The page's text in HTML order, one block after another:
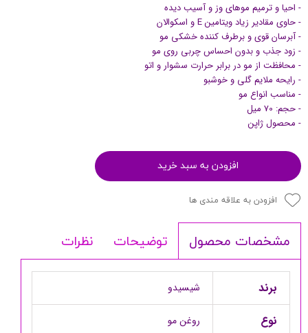
- احیا و ترمیم موهای وز و آسیب دیده
- حاوی مقادیر زیاد ویتامین E و اسکوالان
- آبرسان قوی و برطرف کننده خشکی مو
- زود جذب و بدون احساس چربی روی مو
- محافظت از مو در برابر حرارت سشوار و اتو
- رایحه ملایم گلی و خوشبو
- مناسب انواع مو
- حجم: 70 میل
- محصول ژاپن
افزودن به سبد خرید
افزودن به علاقه مندی ها
مشخصات محصول توضیحات نظرات
برند شیسیدو
نوع روغن مو